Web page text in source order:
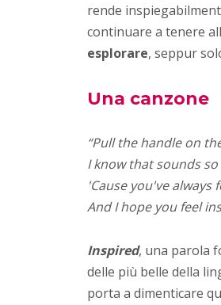
rende
continuare a tenere
esplorare, seppur
Una canzone
“Pull the handle on
I know that sounds
'Cause you've
And I hope you feel
Inspired, una parola
delle più belle della
porta a dimenticare